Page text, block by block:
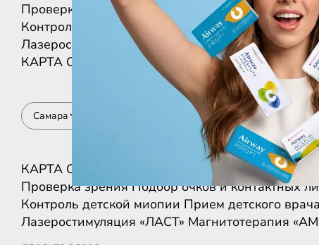
Проверка зрения Подбор очков и контактных
Контроль детской миопии
Прием детского
Лазеростимуляция «ЛАСТ»
Магнитотерапия
КАРТА СПИСКОМ
Самара
КАРТА СПИСКОМ
Проверка зрения Подбор очков и контактных
Контроль детской миопии Прием детского
Лазеростимуляция «ЛАСТ» Магнитотерапия